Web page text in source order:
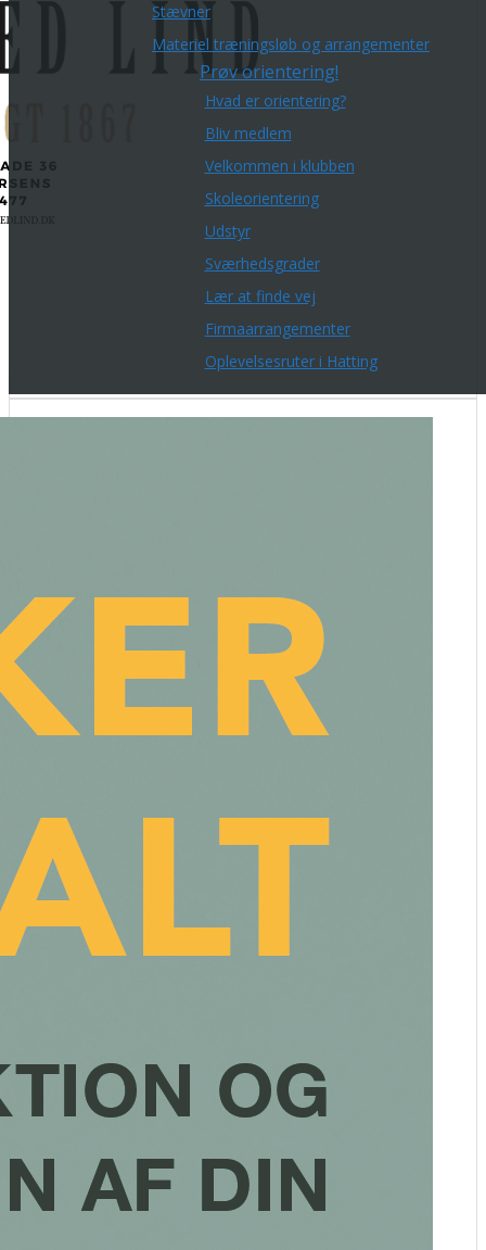
Stævner
Materiel træningsløb og arrangementer
Prøv orientering!
Hvad er orientering?
Bliv medlem
Velkommen i klubben
Skoleorientering
Udstyr
Sværhedsgrader
Lær at finde vej
Firmaarrangementer
Oplevelsesruter i Hatting